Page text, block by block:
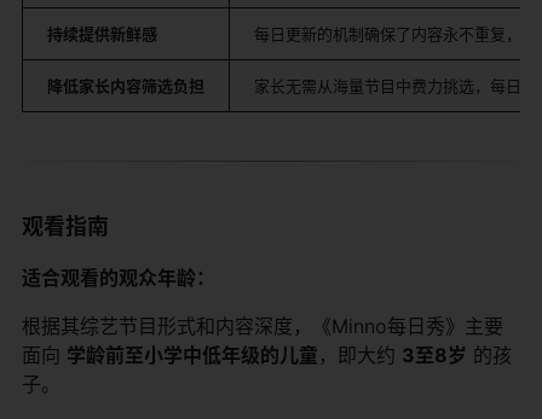
持续提供新鲜感 每日更新的机制确保了内容永不重复，
降低家长内容筛选负担 家长无需从海量节目中费力挑选，每日
观看指南
适合观看的观众年龄：
根据其综艺节目形式和内容深度，《Minno每日秀》主要
面向 学龄前至小学中低年级的儿童 ，即大约 3至8岁 ​ 的孩
子。